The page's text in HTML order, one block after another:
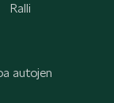
Ralli
autojen